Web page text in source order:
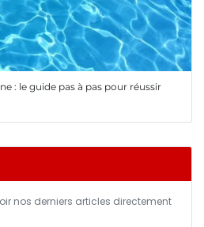
: le guide pas à pas pour réussir
nos derniers articles directement